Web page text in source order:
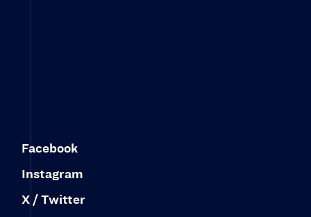
Facebook
Instagram
X / Twitter